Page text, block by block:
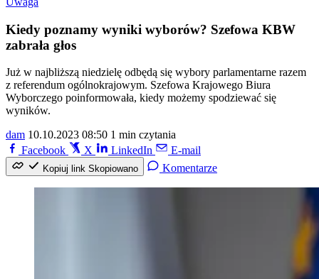
Kiedy poznamy wyniki wyborów? Szefowa KBW
zabrała głos
Już w najbliższą niedzielę odbędą się wybory parlamentarne razem
z referendum ogólnokrajowym. Szefowa Krajowego Biura
Wyborczego poinformowała, kiedy możemy spodziewać się
wyników.
dam 10.10.2023 08:50 1 min czytania
Facebook
X LinkedIn E-mail
Kopiuj link Skopiowano Komentarze